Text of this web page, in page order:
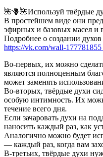
🌺🪻🌺Используй твёрдые
В простейшем виде они
эфирных и базовых масел и
Подробнее о создании
https://vk.com/wall-
Во-первых, их можно
являются полноценным
может заменять
Во-вторых, твёрдые духи
особую интимность. Их
течение всего дня.
Если зачаровать духи на
наносить каждый раз, как
Аналогично можно будет
— каждый раз, когда вам
В-третьих, твёрдые духи